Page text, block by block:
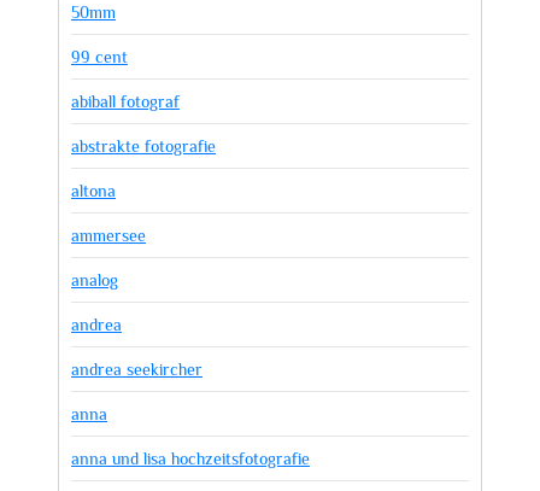
50mm
99 cent
abiball fotograf
abstrakte fotografie
altona
ammersee
analog
andrea
andrea seekircher
anna
anna und lisa hochzeitsfotografie